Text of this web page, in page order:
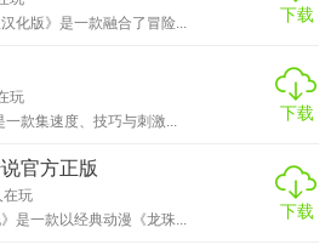
汉化版》是一款融合了冒险...
下载
玩
一款集速度、技巧与刺激...
下载
官方正版
在玩
》是一款以经典动漫《龙珠...
下载